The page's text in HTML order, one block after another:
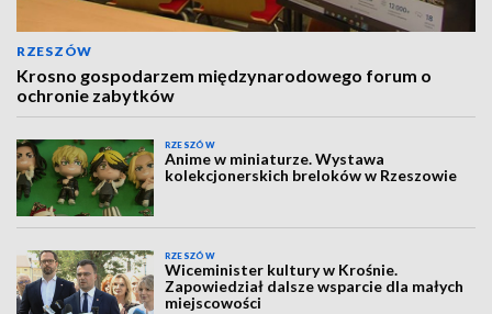
RZESZÓW
Krosno gospodarzem międzynarodowego forum o
ochronie zabytków
RZESZÓW
Anime w miniaturze. Wystawa
kolekcjonerskich breloków w Rzeszowie
RZESZÓW
Wiceminister kultury w Krośnie.
Zapowiedział dalsze wsparcie dla małych
miejscowości